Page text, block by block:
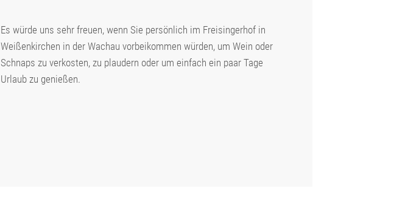
Es würde uns sehr freuen, wenn Sie persönlich im Freisingerhof in
Weißenkirchen in der Wachau vorbeikommen würden, um Wein oder
Schnaps zu verkosten, zu plaudern oder um einfach ein paar Tage
Urlaub zu genießen.